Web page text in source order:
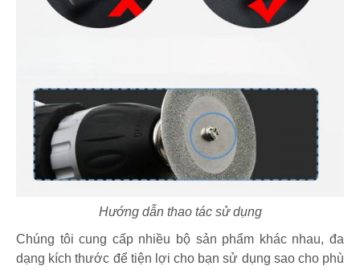
Hướng dẫn thao tác sử dụng
Chúng tôi cung cấp nhiều bộ sản phẩm khác nhau, đa
dạng kích thước để tiện lợi cho bạn sử dụng sao cho phù